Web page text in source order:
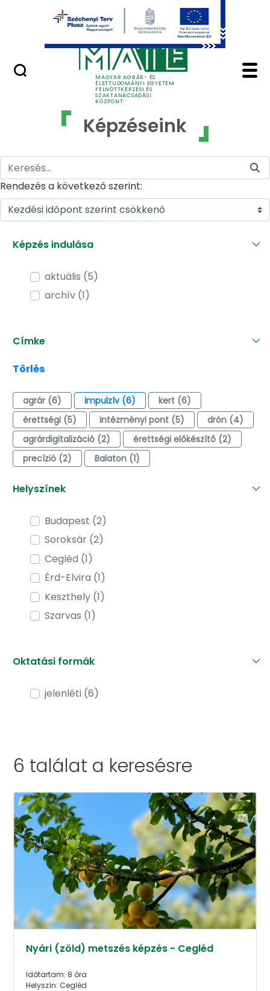
Ugrás a fő tartalomhoz
MAGYAR AGRÁR- ÉS
ÉLETTUDOMÁNYI EGYETEM
FELNŐTTKÉPZÉSI ÉS
SZAKTANÁCSADÁSI
KÖZPONT
Képzéseink - MATE
Képzéseink
Rendezés a következő szerint:
Kezdési időpont szerint csökkenő
Képzés indulása
aktuális (5)
archív (1)
Címke
Törlés
agrár (6) impulzív (6)
kert (6)
érettségi (5)
intézményi pont (5)
drón (4)
agrárdigitalizáció (2)
érettségi előkészítő (2)
precízió (2)
Balaton (1)
Helyszínek
Budapest (2)
Soroksár (2)
Cegléd (1)
Érd-Elvira (1)
Keszthely (1)
Szarvas (1)
Oktatási formák
jelenléti (6)
6 találat a keresésre
Nyári (zöld) metszés képzés - Cegléd
Időtartam: 8 óra
Helyszín: Cegléd